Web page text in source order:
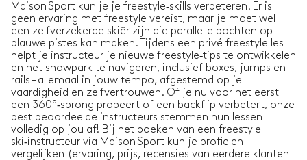
Maison Sport kun je je freestyle‑skills verbeteren. Er is
geen ervaring met freestyle vereist, maar je moet wel
een zelfverzekerde skiër zijn die parallelle bochten op
blauwe pistes kan maken. Tijdens een privé freestyle les
helpt je instructeur je nieuwe freestyle‑tips te ontwikkelen
en het snowpark te navigeren, inclusief boxes, jumps en
rails – allemaal in jouw tempo, afgestemd op je
vaardigheid en zelfvertrouwen. Of je nu voor het eerst
een 360°‑sprong probeert of een backflip verbetert, onze
best beoordeelde instructeurs stemmen hun lessen
volledig op jou af! Bij het boeken van een freestyle
ski‑instructeur via Maison Sport kun je profielen
vergelijken (ervaring, prijs, recensies van eerdere klanten